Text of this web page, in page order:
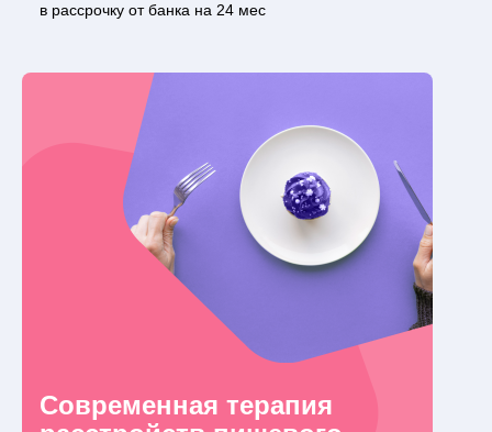
в рассрочку от банка на 24 мес
Современная терапия